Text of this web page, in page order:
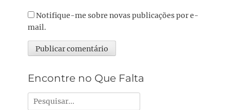
Notifique-me sobre novas publicações por e-
mail.
Encontre no Que Falta
Pesquisar